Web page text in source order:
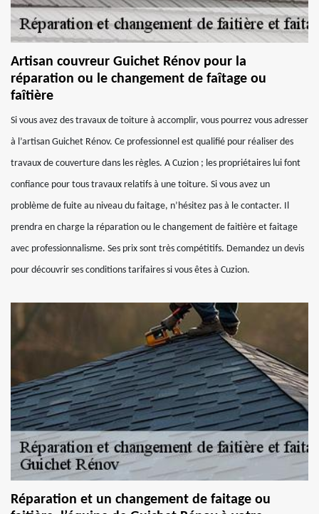
Artisan couvreur Guichet Rénov pour la
réparation ou le changement de faîtage ou
faîtière
Si vous avez des travaux de toiture à accomplir, vous pourrez vous adresser
à l’artisan Guichet Rénov. Ce professionnel est qualifié pour réaliser des
travaux de couverture dans les règles. A Cuzion ; les propriétaires lui font
confiance pour tous travaux relatifs à une toiture. Si vous avez un
problème de fuite au niveau du faitage, n’hésitez pas à le contacter. Il
prendra en charge la réparation ou le changement de faitière et faitage
avec professionnalisme. Ses prix sont très compétitifs. Demandez un devis
pour découvrir ses conditions tarifaires si vous êtes à Cuzion.
Réparation et un changement de faitage ou